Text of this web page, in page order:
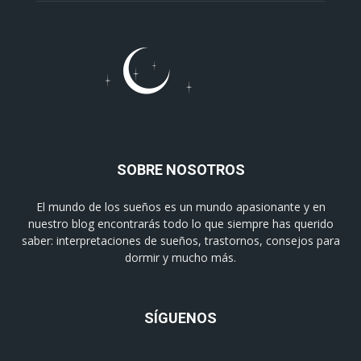
SOBRE NOSOTROS
El mundo de los sueños es un mundo apasionante y en
nuestro blog encontrarás todo lo que siempre has querido
saber: interpretaciones de sueños, trastornos, consejos para
dormir y mucho más.
SÍGUENOS